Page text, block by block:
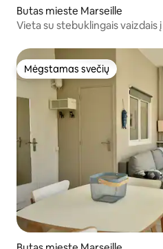
Butas mieste Marseille
Mėgstamas svečių
Mėgstamas svečių